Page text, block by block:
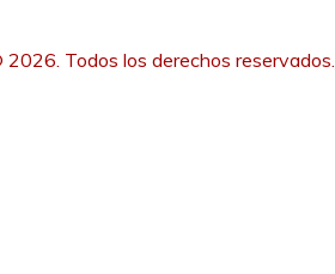
Todos los derechos reservados.